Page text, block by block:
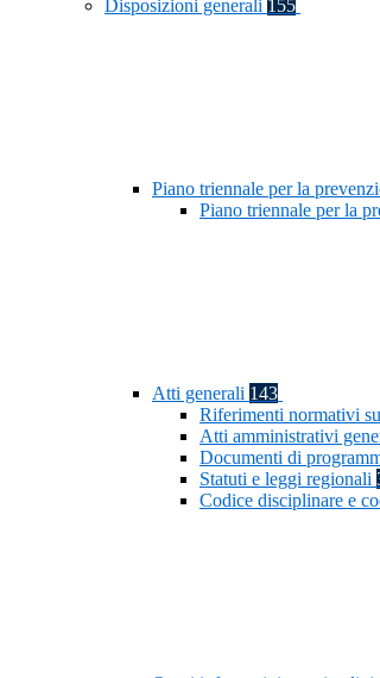
Disposizioni generali 155
Piano triennale per la
Piano triennale per la
Atti generali 143
Riferimenti normativi
Atti amministrativi
Documenti di
Statuti e leggi regionali
Codice disciplinare e